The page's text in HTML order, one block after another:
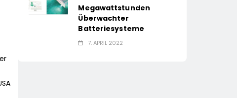
Megawattstunden
Überwachter
Batteriesysteme
7. APRIL 2022